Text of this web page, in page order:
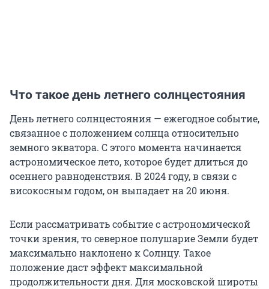
Что такое день летнего солнцестояния
День летнего солнцестояния — ежегодное событие,
связанное с положением солнца относительно
земного экватора. С этого момента начинается
астрономическое лето, которое будет длиться до
осеннего равноденствия. В 2024 году, в связи с
високосным годом, он выпадает на 20 июня.
Если рассматривать событие с астрономической
точки зрения, то северное полушарие Земли будет
максимально наклонено к Солнцу. Такое
положение даст эффект максимальной
продолжительности дня. Для московской широты